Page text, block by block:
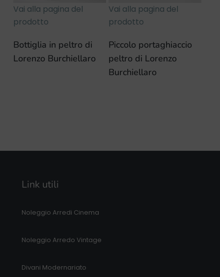
Vai alla pagina del
prodotto
Bottiglia in peltro di
Lorenzo Burchiellaro
Vai alla pagina del
prodotto
Piccolo portaghiaccio
peltro di Lorenzo
Burchiellaro
Link utili
Noleggio Arredi Cinema
Noleggio Arredo Vintage
Divani Modernariato